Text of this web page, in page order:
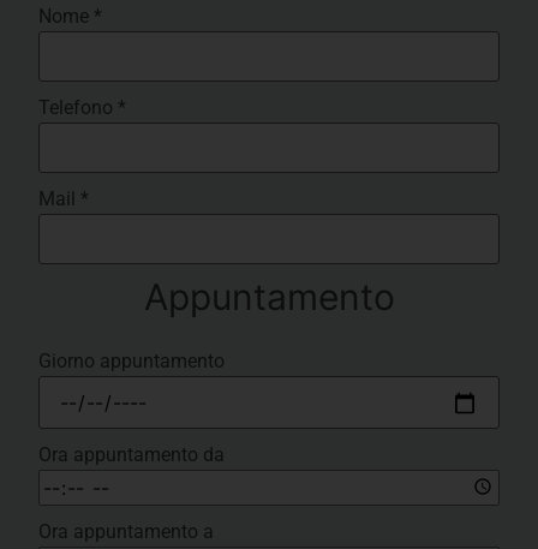
Nome *
Telefono *
Mail *
Appuntamento
Giorno appuntamento
Ora appuntamento da
Ora appuntamento a